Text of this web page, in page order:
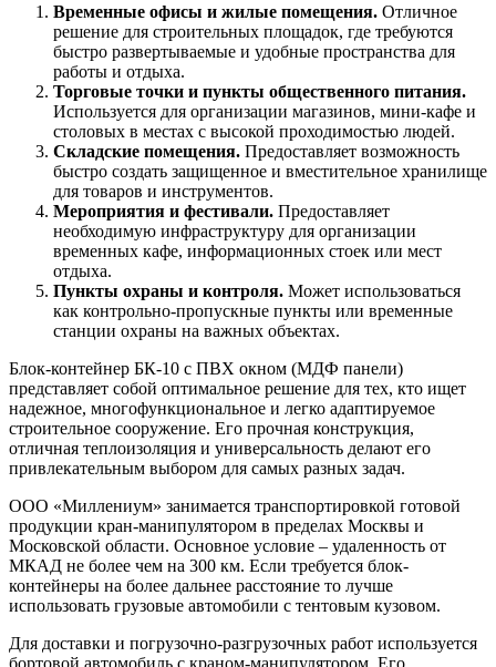
Временные офисы и жилые помещения. Отличное
решение для строительных площадок, где требуются
быстро развертываемые и удобные пространства для
работы и отдыха.
Торговые точки и пункты общественного питания.
Используется для организации магазинов, мини-кафе и
столовых в местах с высокой проходимостью людей.
Складские помещения. Предоставляет возможность
быстро создать защищенное и вместительное хранилище
для товаров и инструментов.
Мероприятия и фестивали. Предоставляет
необходимую инфраструктуру для организации
временных кафе, информационных стоек или мест
отдыха.
Пункты охраны и контроля. Может использоваться
как контрольно-пропускные пункты или временные
станции охраны на важных объектах.
Блок-контейнер БК-10 с ПВХ окном (МДФ панели)
представляет собой оптимальное решение для тех, кто ищет
надежное, многофункциональное и легко адаптируемое
строительное сооружение. Его прочная конструкция,
отличная теплоизоляция и универсальность делают его
привлекательным выбором для самых разных задач.
ООО «Миллениум» занимается транспортировкой готовой
продукции кран-манипулятором в пределах Москвы и
Московской области. Основное условие – удаленность от
МКАД не более чем на 300 км. Если требуется блок-
контейнеры на более дальнее расстояние то лучше
использовать грузовые автомобили с тентовым кузовом.
Для доставки и погрузочно-разгрузочных работ используется
бортовой автомобиль с краном-манипулятором. Его